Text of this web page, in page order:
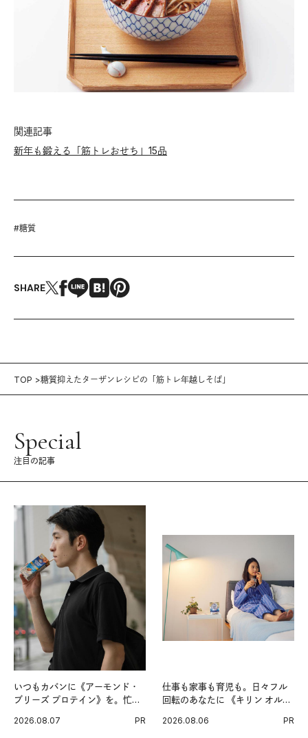
関連記事
新年も鍛える「筋トレおせち」15品
#糖質
SHARE
TOP 糖質抑えたターザンレシピの「筋トレ年越しそば」
Special
注目の記事
いつもカバンに《アーモンド・
ブリーズ プロテイン》を。忙し
グ習慣。
2026.08.07 PR
仕事も家事も育児も。日々フル
回転のあなたに 《キリン オルニ
2026.08.06 PR